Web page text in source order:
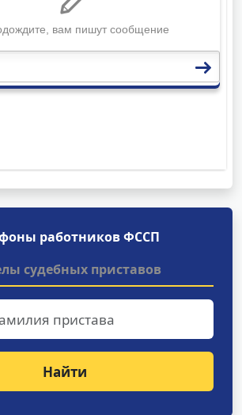
работников ФССП
судебных приставов
Найти